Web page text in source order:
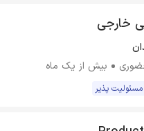
خارجی
بیش از یک ماه
مسئولیت پذیر